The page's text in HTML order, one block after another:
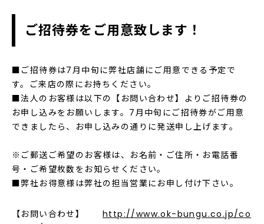
ご招待券をご用意致します！
■ご招待券は7月中旬に弊社店舗にご用意できる予定で
す。ご来店の際にお持ちください。
■法人のお客様は以下の【お問い合わせ】よりご招待券の
お申し込みをお願いします。7月中旬にご招待券がご用意
できましたら、お申し込みの通りに発送申し上げます。
※ご郵送ご希望のお客様は、お名前・ご住所・お電話番
号・ご希望枚数をお知らせください。
■弊社お得意様は弊社の担当営業にお申し付け下さい。
【お問い合わせ】 http://www.ok-bungu.co.jp/co